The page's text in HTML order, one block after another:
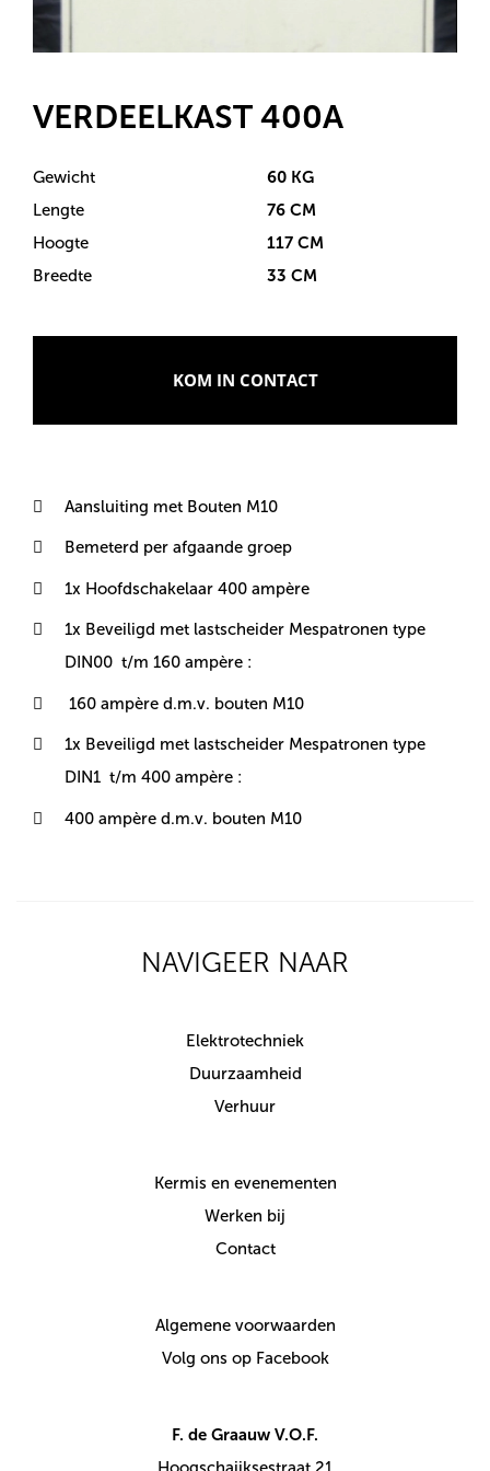
VERDEELKAST 400A
Gewicht
60 KG
Lengte
76 CM
Hoogte
117 CM
Breedte
33 CM
KOM IN CONTACT
Aansluiting met Bouten M10
Bemeterd per afgaande groep
1x Hoofdschakelaar 400 ampère
1x Beveiligd met lastscheider Mespatronen type
DIN00 t/m 160 ampère :
160 ampère d.m.v. bouten M10
1x Beveiligd met lastscheider Mespatronen type
DIN1 t/m 400 ampère :
400 ampère d.m.v. bouten M10
NAVIGEER NAAR
Elektrotechniek
Duurzaamheid
Verhuur
Kermis en evenementen
Werken bij
Contact
Algemene voorwaarden
Volg ons op Facebook
F. de Graauw V.O.F.